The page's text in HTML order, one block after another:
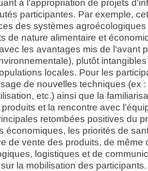
à l'appropriation de projets
participantes. Par exemple,
des systèmes
de nature alimentaire et
les avantages mis de l'avant
plutôt
locales. Pour les
de nouvelles techniques (ex
etc.) ainsi que la
et la rencontre avec
retombées positives du
économiques, les priorités de
de vente des produits, de même
logistiques et de
la mobilisation des